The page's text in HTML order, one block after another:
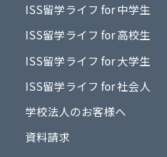
ISS留学ライフ for 中学生
ISS留学ライフ for 高校生
ISS留学ライフ for 大学生
ISS留学ライフ for 社会人
学校法人のお客様へ
資料請求